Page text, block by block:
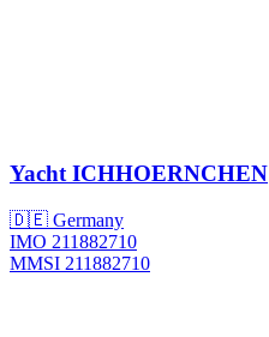
YachtICHHOERNCHEN
🇩🇪 Germany
IMO 211882710
MMSI 211882710